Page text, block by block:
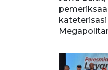
kateterisasi